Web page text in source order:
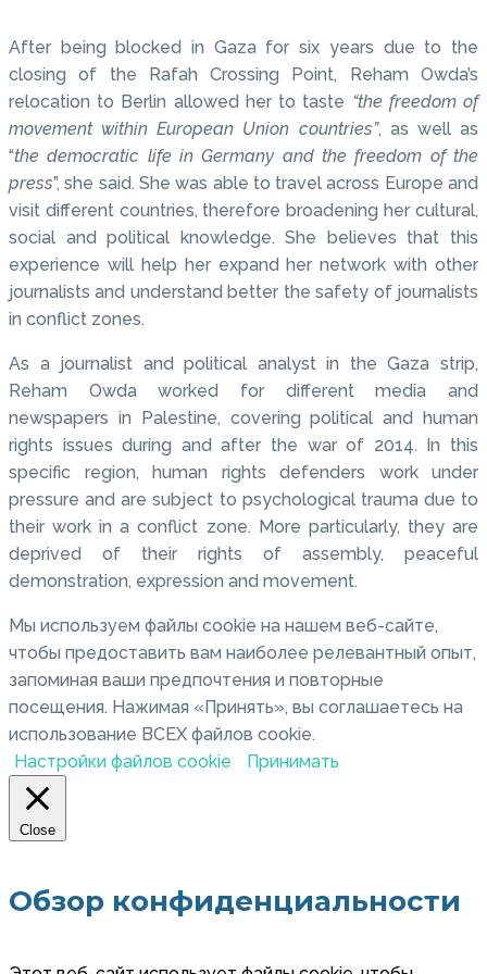
After being blocked in Gaza for six years due to the
closing of the Rafah Crossing Point, Reham Owda’s
relocation to Berlin allowed her to taste “the freedom of
movement within European Union countries”, as well as
“the democratic life in Germany and the freedom of the
press”, she said. She was able to travel across Europe and
visit different countries, therefore broadening her cultural,
social and political knowledge. She believes that this
experience will help her expand her network with other
journalists and understand better the safety of journalists
in conflict zones.
As a journalist and political analyst in the Gaza strip,
Reham Owda worked for different media and
newspapers in Palestine, covering political and human
rights issues during and after the war of 2014. In this
specific region, human rights defenders work under
pressure and are subject to psychological trauma due to
their work in a conflict zone. More particularly, they are
deprived of their rights of assembly, peaceful
demonstration, expression and movement.
Мы используем файлы cookie на нашем веб-сайте,
чтобы предоставить вам наиболее релевантный опыт,
запоминая ваши предпочтения и повторные
посещения. Нажимая «Принять», вы соглашаетесь на
использование ВСЕХ файлов cookie.
Настройки файлов cookie
Принимать
Close
Обзор конфиденциальности